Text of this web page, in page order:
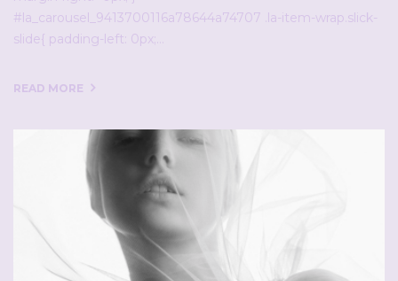
#la_carousel_9413700116a78644a74707 .la-item-wrap.slick-
slide{ padding-left: 0px;…
READ MORE